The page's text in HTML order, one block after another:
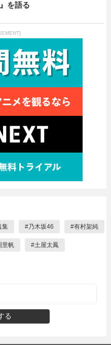
を語る
集 #乃木坂46 #有村架純
里帆 #土屋太鳳
る